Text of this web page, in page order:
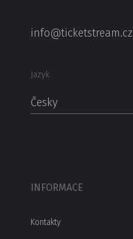
info@ticketstream.cz
Jazyk
Česky
INFORMACE
Kontakty